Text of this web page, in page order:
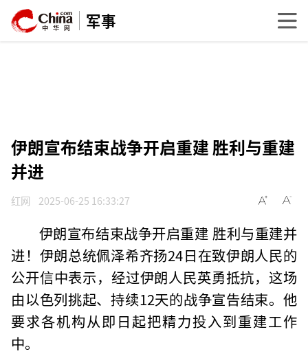
军事
伊朗宣布结束战争开启重建 胜利与重建
并进
红网 2025-06-25 16:33:27
伊朗宣布结束战争开启重建 胜利与重建并
进！伊朗总统佩泽希齐扬24日在致伊朗人民的
公开信中表示，经过伊朗人民英勇抵抗，这场
由以色列挑起、持续12天的战争宣告结束。他
要求各机构从即日起把精力投入到重建工作
中。